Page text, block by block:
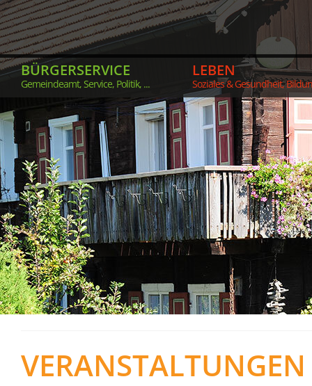
BÜRGERSERVICE
Gemeindeamt, Service, Politik, ...
LEBEN
Soziales & Gesundheit,
VERANSTALTUNGEN